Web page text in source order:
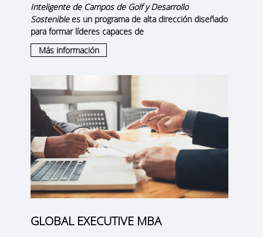
Inteligente de Campos de Golf y Desarrollo
Sosteniblees un programa de alta dirección diseñado
para formar líderes capaces de
Más información
GLOBAL EXECUTIVE MBA